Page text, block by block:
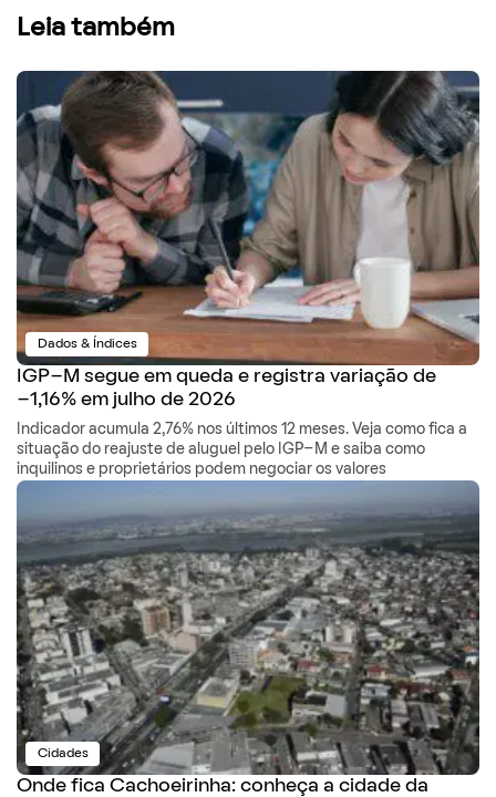
Leia também
Dados & Índices
IGP-M segue em queda e registra variação de
-1,16% em julho de 2026
Indicador acumula 2,76% nos últimos 12 meses. Veja como fica a
situação do reajuste de aluguel pelo IGP-M e saiba como
inquilinos e proprietários podem negociar os valores
Cidades
Onde fica Cachoeirinha: conheça a cidade da